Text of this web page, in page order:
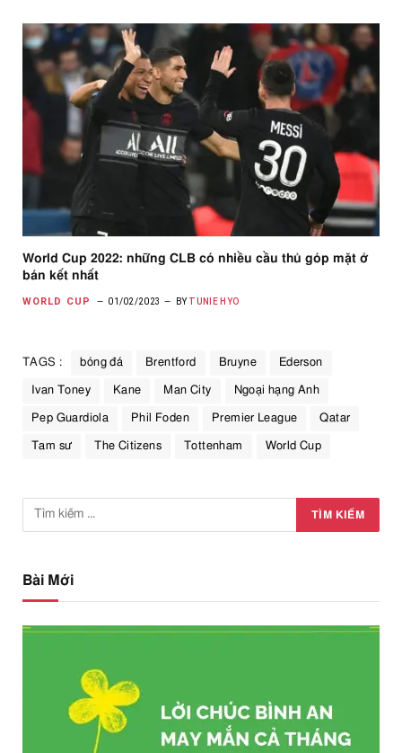
World Cup 2022: những CLB có nhiều cầu thủ góp mặt ở
bán kết nhất
WORLD CUP 01/02/2023 BY TUNIE HYO
TAGS : bóng đá Brentford Bruyne Ederson
Ivan Toney Kane Man City Ngoại hạng Anh
Pep Guardiola Phil Foden Premier League Qatar
Tam sư The Citizens Tottenham World Cup
Bài Mới